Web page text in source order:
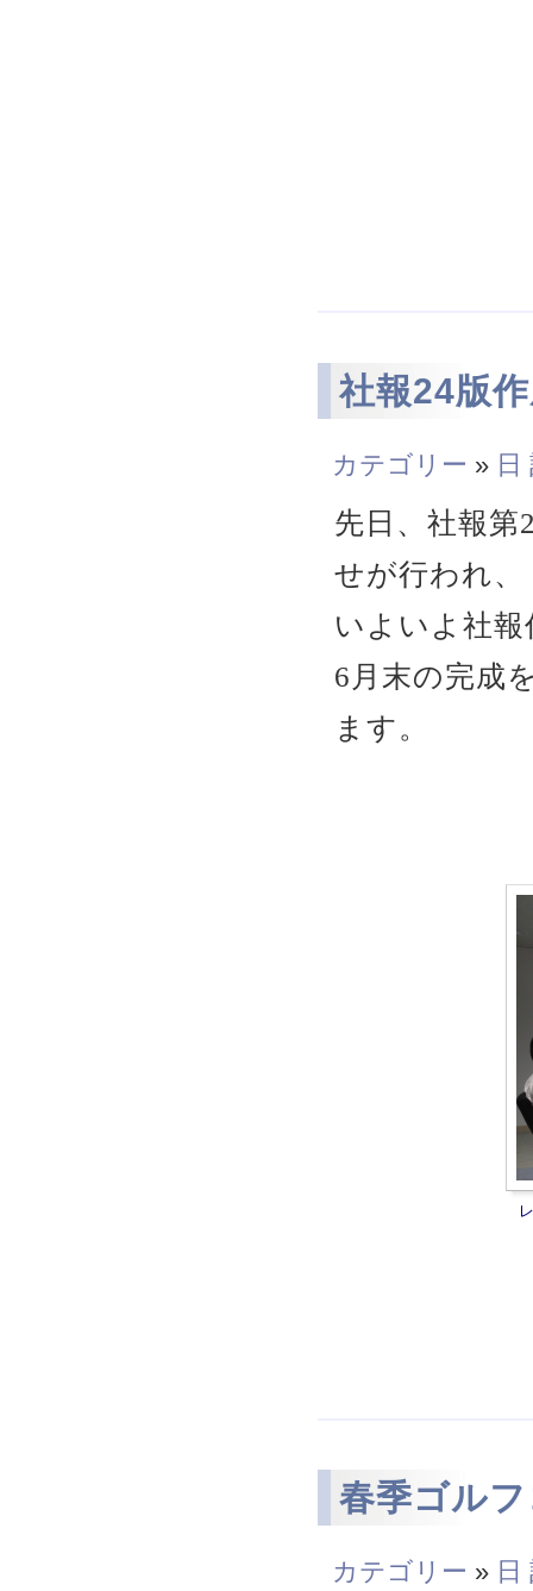
社報24版
カテゴリー » 日
先日、社報
せが行われ、
いよいよ社
6月末の完成
ます。
春季ゴル
カテゴリー » 日